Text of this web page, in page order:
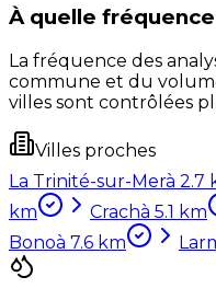
À quelle
La fréquence des
commune et du
villes sont contrôlées
Villes proches
La Trinité-sur-Merà 2.7
km
Crachà 5.1 km
Bonoà 7.6 km